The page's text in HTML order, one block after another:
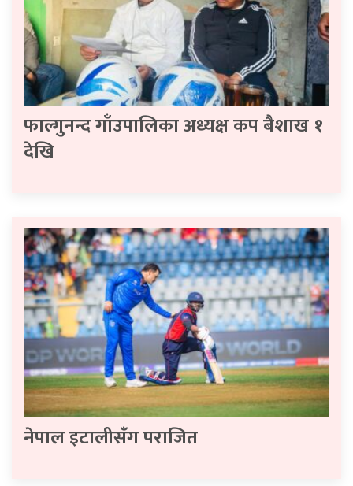
फाल्गुनन्द गाँउपालिका अध्यक्ष कप बैशाख १
देखि
नेपाल इटालीसँग पराजित